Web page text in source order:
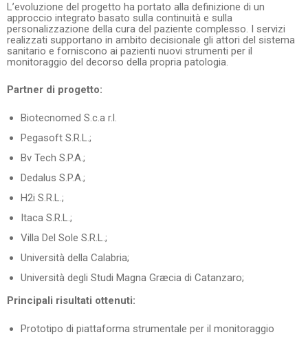
L’evoluzione del progetto ha portato alla definizione di un
approccio integrato basato sulla continuità e sulla
personalizzazione della cura del paziente complesso. I servizi
realizzati supportano in ambito decisionale gli attori del sistema
sanitario e forniscono ai pazienti nuovi strumenti per il
monitoraggio del decorso della propria patologia.
Partner di progetto:
Biotecnomed S.c.a r.l.
Pegasoft S.R.L.;
Bv Tech S.P.A.;
Dedalus S.P.A.;
H2i S.R.L.;
Itaca S.R.L.;
Villa Del Sole S.R.L.;
Università della Calabria;
Università degli Studi Magna Græcia di Catanzaro;
Principali risultati ottenuti:
Prototipo di piattaforma strumentale per il monitoraggio